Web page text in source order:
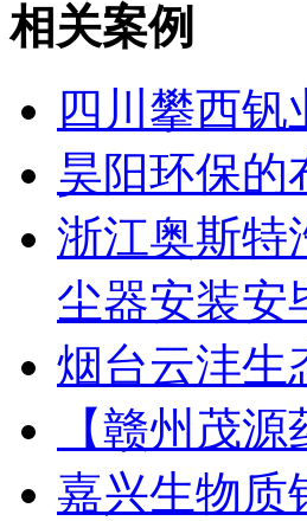
相关案例
四川攀西
昊阳环保的
浙江奥斯特
尘器安装安
烟台云沣生
【赣州茂
嘉兴生物质